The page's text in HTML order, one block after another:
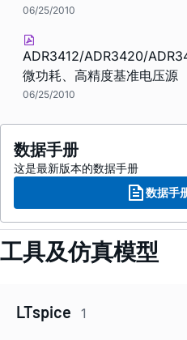
06/25/2010
ADR3412/ADR3420/
微功耗、高精度基准电压源
06/25/2010
数据手册
这是最新版本的数据手册
数据手
工具及仿真模型
LTspice 1